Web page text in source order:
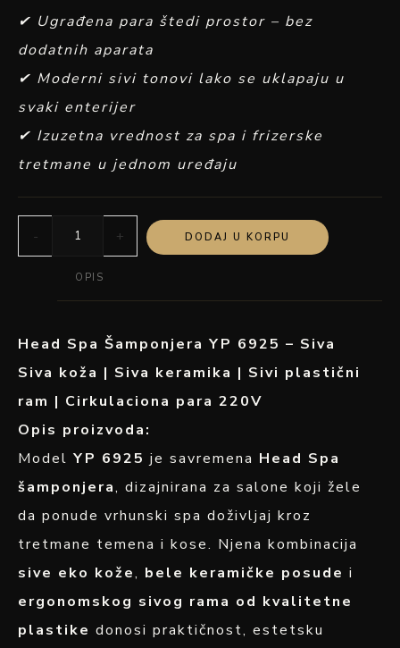
✔ Ugrađena para štedi prostor – bez
dodatnih aparata
✔ Moderni sivi tonovi lako se uklapaju u
svaki enterijer
✔ Izuzetna vrednost za spa i frizerske
tretmane u jednom uređaju
- + DODAJ U KORPU
OPIS
Head Spa Šamponjera YP 6925 – Siva
Siva koža | Siva keramika | Sivi plastični
ram | Cirkulaciona para 220V
Opis proizvoda:
Model YP 6925 je savremena Head Spa
šamponjera, dizajnirana za salone koji žele
da ponude vrhunski spa doživljaj kroz
tretmane temena i kose. Njena kombinacija
sive eko kože, bele keramičke posude i
ergonomskog sivog rama od kvalitetne
plastike donosi praktičnost, estetsku